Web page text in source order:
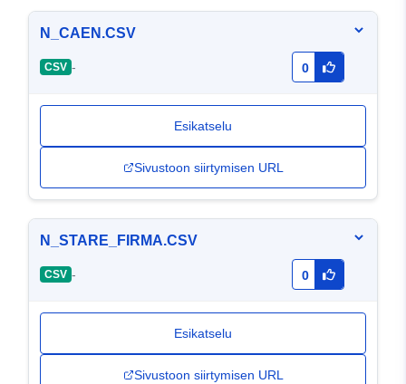
N_CAEN.CSV
CSV - 0
Esikatselu
Sivustoon siirtymisen URL
N_STARE_FIRMA.CSV
CSV - 0
Esikatselu
Sivustoon siirtymisen URL